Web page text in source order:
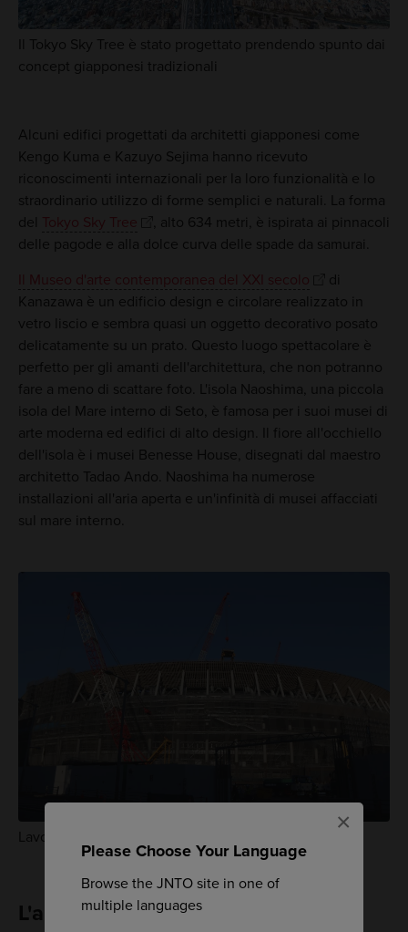
Please Choose Your Language
Browse the JNTO site in one of
multiple languages
×
Il Tokyo Sky Tree è stato progettato prendendo spunto dai
concept giapponesi tradizionali
Alcuni edifici progettati da architetti giapponesi come
Kengo Kuma e Kazuyo Sejima hanno ricevuto
riconoscimenti internazionali per la loro funzionalità e lo
straordinario utilizzo di forme semplici e naturali. La forma
del Tokyo Sky Tree
, alto 634 metri, è ispirata ai pinnacoli
delle pagode e alla dolce curva delle spade da samurai.
Il Museo d'arte contemporanea del XXI secolo
di
Kanazawa è un edificio design e circolare realizzato in
vetro liscio e sembra quasi un oggetto decorativo posato
delicatamente su un prato. Questo luogo spettacolare è
perfetto per gli amanti dell'architettura, che non potranno
fare a meno di scattare foto. L'isola Naoshima, una piccola
isola del Mare interno di Seto, è famosa per i suoi musei di
arte moderna ed edifici di alto design. Il fiore all'occhiello
dell'isola è i musei Benesse House, disegnati dal maestro
architetto Tadao Ando. Naoshima ha numerose
installazioni all'aria aperta e un'infinità di musei affacciati
sul mare interno.
Lavori in corso: le Olimpiadi si avvicinano
L'architettura giapponese dal